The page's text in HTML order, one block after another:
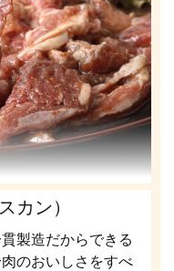
カン）
製造だからできる
のおいしさをすべ